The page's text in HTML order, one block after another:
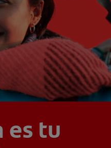
es tu